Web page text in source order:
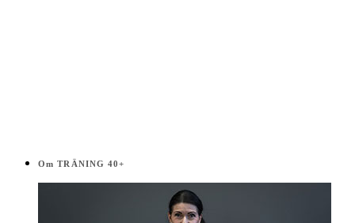
Om TRÄNING 40+